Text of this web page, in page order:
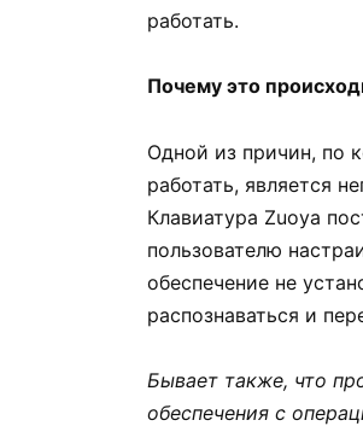
работать.
Почему это
Одной из причин, по
работать, является
Клавиатура Zuoya
пользователю
обеспечение не
распознаваться и
Бывает также, что
обеспечения с